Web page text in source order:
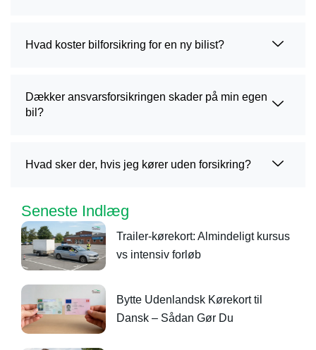
Hvad koster bilforsikring for en ny bilist?
Dækker ansvarsforsikringen skader på min egen
bil?
Hvad sker der, hvis jeg kører uden forsikring?
Seneste Indlæg
Trailer-kørekort: Almindeligt kursus
vs intensiv forløb
Bytte Udenlandsk Kørekort til
Dansk – Sådan Gør Du